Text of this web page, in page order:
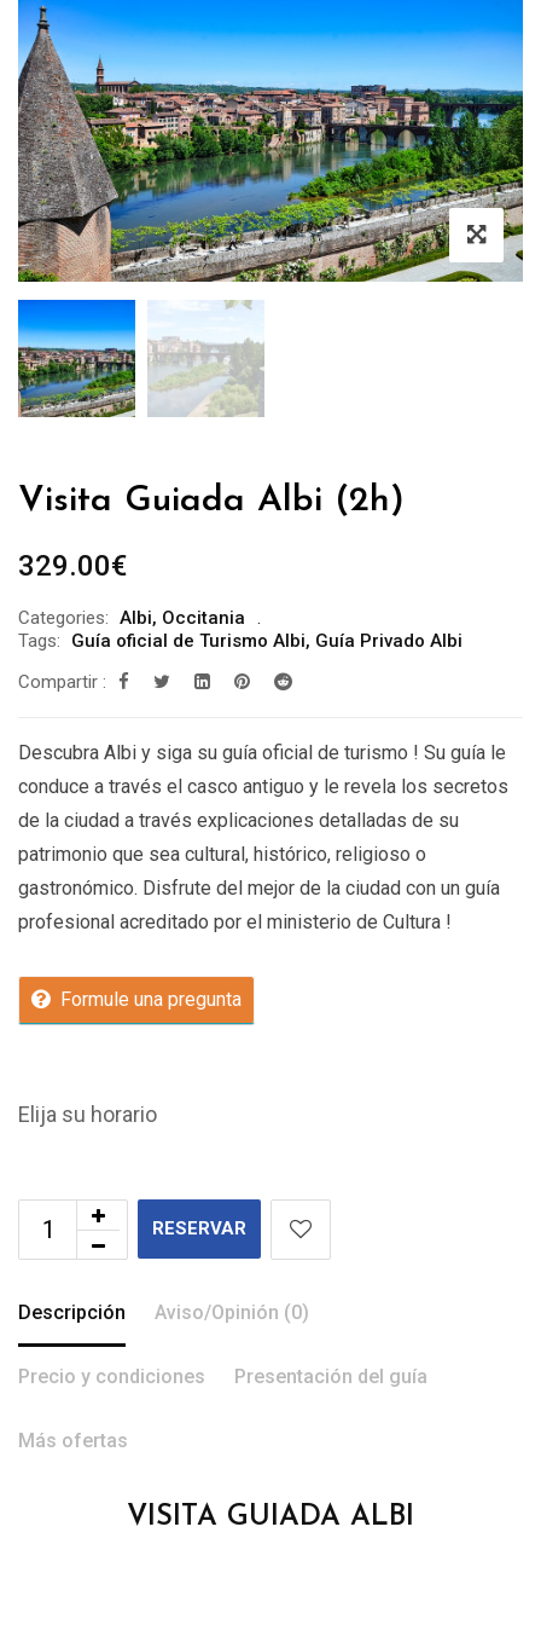
Visita Guiada Albi (2h)
329.00€
Categories: Albi, Occitania
Tags:
Guía oficial de Turismo Albi, Guía Privado Albi
Compartir :
Descubra Albi y siga su guía oficial de turismo ! Su guía le
conduce a través el casco antiguo y le revela los secretos
de la ciudad a través explicaciones detalladas de su
patrimonio que sea cultural, histórico, religioso o
gastronómico. Disfrute del mejor de la ciudad con un guía
profesional acreditado por el ministerio de Cultura !
Formule una pregunta
Elija su horario
RESERVAR
Descripción Aviso/Opinión (0)
Precio y condiciones Presentación del guía
Más ofertas
VISITA GUIADA ALBI